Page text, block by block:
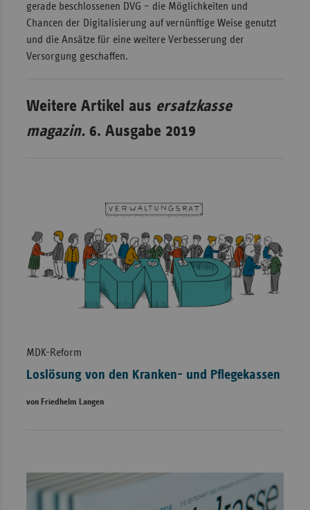
gerade beschlossenen DVG – die Möglichkeiten und
Chancen der Digitalisierung auf vernünftige Weise genutzt
und die Ansätze für eine weitere Verbesserung der
Versorgung geschaffen.
Weitere Artikel aus ersatzkasse
magazin. 6. Ausgabe 2019
MDK-Reform
Loslösung von den Kranken- und Pflegekassen
von Friedhelm Langen